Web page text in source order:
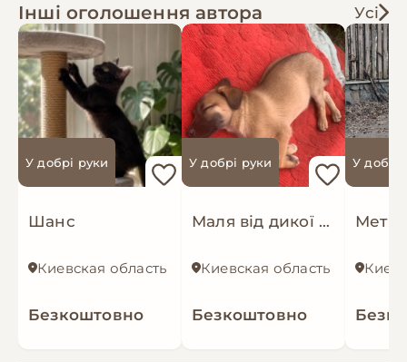
Інші оголошення автора Усі
У добрі руки
Шанс
Киевская область
Безкоштовно
У добрі руки
Маля від дикої собачки
Киевская область
Безкоштовно
У добрі